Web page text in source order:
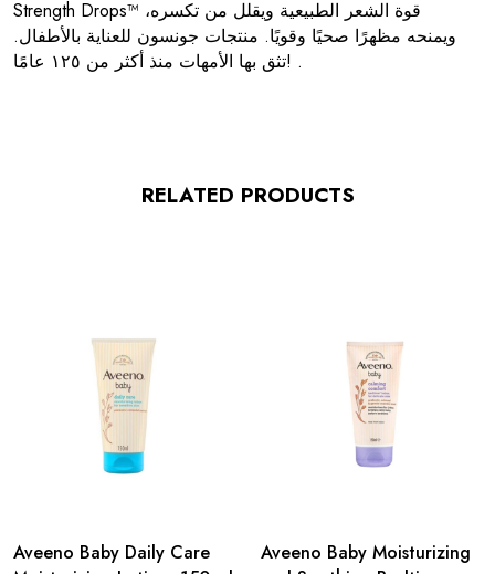
Strength Drops™ قوة الشعر الطبيعية ويقلل من تكسره،
ويمنحه مظهرًا صحيًا وقويًا. منتجات جونسون للعناية بالأطفال.
تثق بها الأمهات منذ أكثر من ١٢٥ عامًا! .
RELATED PRODUCTS
Aveeno Baby Daily Care
Aveeno Baby Moisturizing